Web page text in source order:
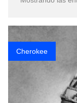
San
Que
Cherokee